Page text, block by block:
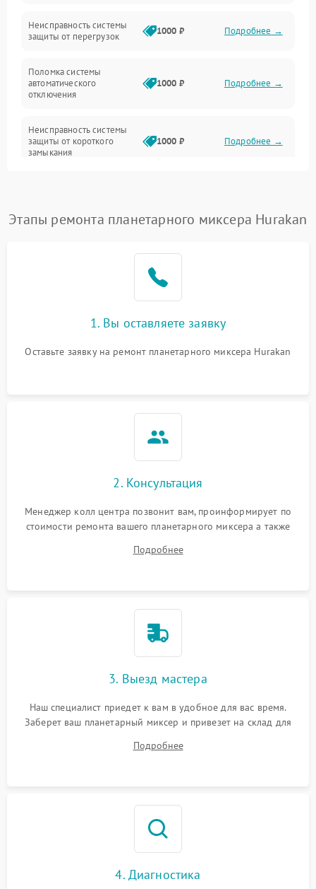
Неисправность системы
защиты от перегрузок
1000 ₽ Подробнее →
Поломка системы
автоматического
отключения
1000 ₽ Подробнее →
Неисправность системы
защиты от короткого
замыкания
1000 ₽ Подробнее →
1000 ₽
защиты от перегрузок
1000 ₽
Поломка системы защиты
1000 ₽
Этапы ремонта планетарного миксера Hurakan
1. Вы оставляете заявку
Оставьте заявку на ремонт планетарного миксера Hurakan
2. Консультация
Менеджер колл центра позвонит вам, проинформирует по
стоимости ремонта вашего планетарного миксера а также
Подробнее
3. Выезд мастера
Наш специалист приедет к вам в удобное для вас время.
Заберет ваш планетарный миксер и привезет на склад для
Подробнее
4. Диагностика